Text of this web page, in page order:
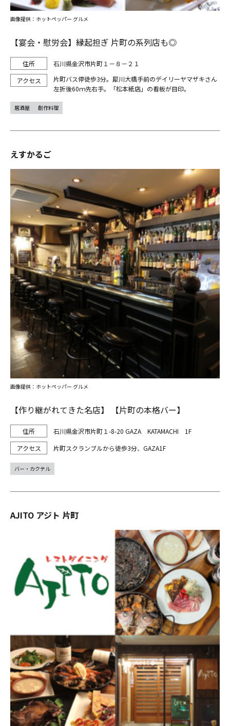
【宴会・慰労会】縁起担ぎ 片町の系列店も◎
石川県金沢市片町１－８－２１
片町バス停徒歩3分。犀川大橋手前のデイリーヤマザキさん
左折後60ｍ先右手。「松本紙店」の看板が目印。
画像提供：ホットペッパー グルメ
居酒屋 創作料理
えすかるご
【作り継がれてきた名店】 【片町の本格バー】
石川県金沢市片町１-8-20 GAZA KATAMACHI 1F
片町スクランブルから徒歩3分、GAZA1F
画像提供：ホットペッパー グルメ
バー・カクテル
AJITO アジト 片町